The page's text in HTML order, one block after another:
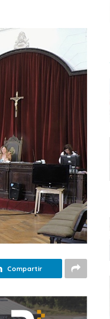
Compartir